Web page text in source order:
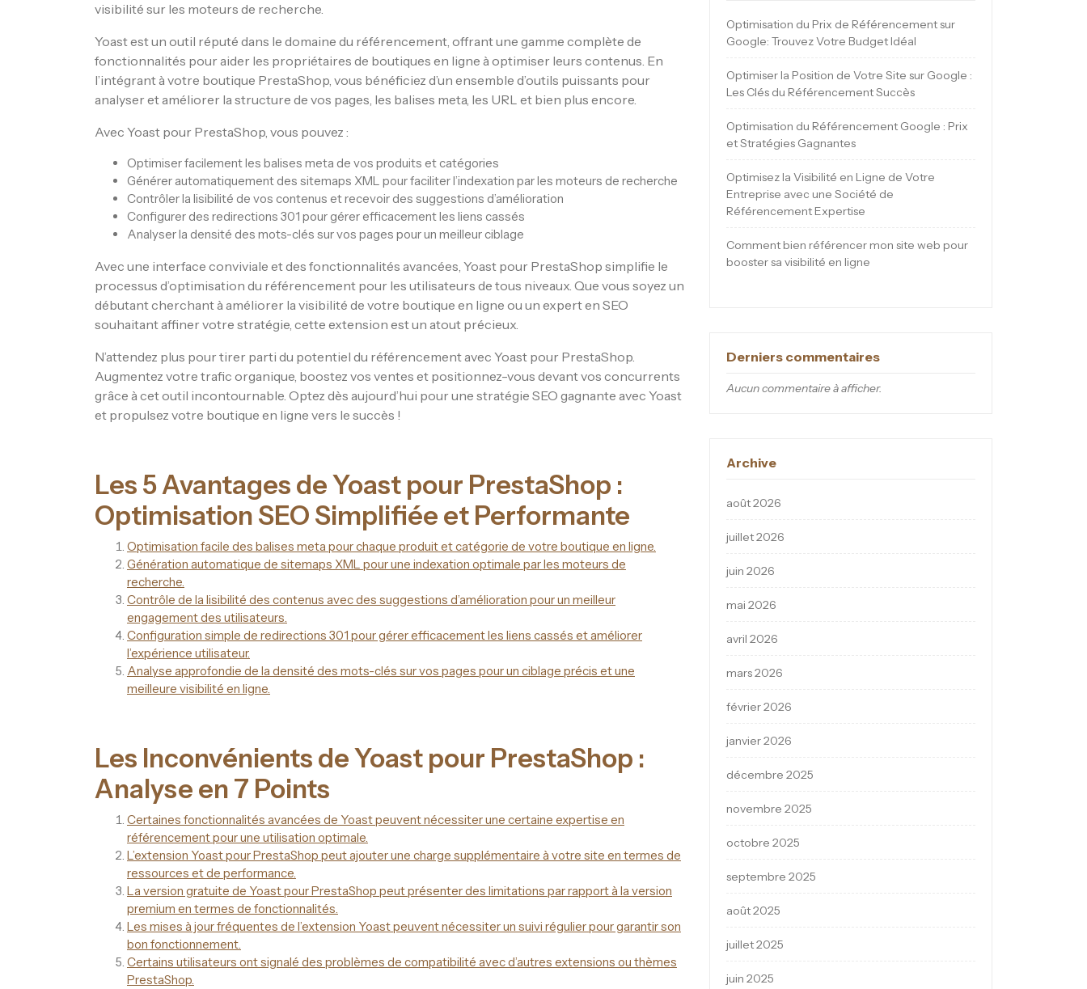
visibilité sur les moteurs de recherche.
Yoast est un outil réputé dans le domaine du référencement, offrant une gamme complète de
fonctionnalités pour aider les propriétaires de boutiques en ligne à optimiser leurs contenus. En
l’intégrant à votre boutique PrestaShop, vous bénéficiez d’un ensemble d’outils puissants pour
analyser et améliorer la structure de vos pages, les balises meta, les URL et bien plus encore.
Avec Yoast pour PrestaShop, vous pouvez :
Optimiser facilement les balises meta de vos produits et catégories
Générer automatiquement des sitemaps XML pour faciliter l’indexation par les moteurs de recherche
Contrôler la lisibilité de vos contenus et recevoir des suggestions d’amélioration
Configurer des redirections 301 pour gérer efficacement les liens cassés
Analyser la densité des mots-clés sur vos pages pour un meilleur ciblage
Avec une interface conviviale et des fonctionnalités avancées, Yoast pour PrestaShop simplifie le
processus d’optimisation du référencement pour les utilisateurs de tous niveaux. Que vous soyez un
débutant cherchant à améliorer la visibilité de votre boutique en ligne ou un expert en SEO
souhaitant affiner votre stratégie, cette extension est un atout précieux.
N’attendez plus pour tirer parti du potentiel du référencement avec Yoast pour PrestaShop.
Augmentez votre trafic organique, boostez vos ventes et positionnez-vous devant vos concurrents
grâce à cet outil incontournable. Optez dès aujourd’hui pour une stratégie SEO gagnante avec Yoast
et propulsez votre boutique en ligne vers le succès !
Les 5 Avantages de Yoast pour PrestaShop :
Optimisation SEO Simplifiée et Performante
Optimisation facile des balises meta pour chaque produit et catégorie de votre boutique en ligne.
Génération automatique de sitemaps XML pour une indexation optimale par les moteurs de
recherche.
Contrôle de la lisibilité des contenus avec des suggestions d’amélioration pour un meilleur
engagement des utilisateurs.
Configuration simple de redirections 301 pour gérer efficacement les liens cassés et améliorer
l’expérience utilisateur.
Analyse approfondie de la densité des mots-clés sur vos pages pour un ciblage précis et une
meilleure visibilité en ligne.
Les Inconvénients de Yoast pour PrestaShop :
Analyse en 7 Points
Certaines fonctionnalités avancées de Yoast peuvent nécessiter une certaine expertise en
référencement pour une utilisation optimale.
L’extension Yoast pour PrestaShop peut ajouter une charge supplémentaire à votre site en termes de
ressources et de performance.
La version gratuite de Yoast pour PrestaShop peut présenter des limitations par rapport à la version
premium en termes de fonctionnalités.
Les mises à jour fréquentes de l’extension Yoast peuvent nécessiter un suivi régulier pour garantir son
bon fonctionnement.
Certains utilisateurs ont signalé des problèmes de compatibilité avec d’autres extensions ou thèmes
PrestaShop.
Optimisation du Prix de Référencement sur
Google: Trouvez Votre Budget Idéal
Optimiser la Position de Votre Site sur Google :
Les Clés du Référencement Succès
Optimisation du Référencement Google : Prix
et Stratégies Gagnantes
Optimisez la Visibilité en Ligne de Votre
Entreprise avec une Société de
Référencement Expertise
Comment bien référencer mon site web pour
booster sa visibilité en ligne
Derniers commentaires
Aucun commentaire à afficher.
Archive
août 2026
juillet 2026
juin 2026
mai 2026
avril 2026
mars 2026
février 2026
janvier 2026
décembre 2025
novembre 2025
octobre 2025
septembre 2025
août 2025
juillet 2025
juin 2025